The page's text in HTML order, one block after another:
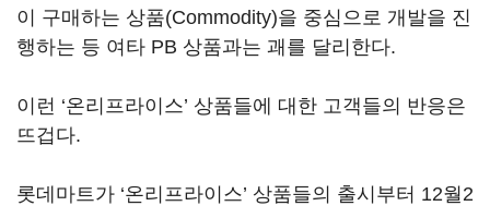
이 구매하는 상품(Commodity)을 중심으로 개발을 진
행하는 등 여타 PB 상품과는 괘를 달리한다.
이런 ‘온리프라이스’ 상품들에 대한 고객들의 반응은
뜨겁다.
롯데마트가 ‘온리프라이스’ 상품들의 출시부터 12월2